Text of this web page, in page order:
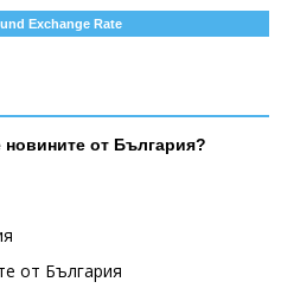
Exchange Rate
новините от България?
от България